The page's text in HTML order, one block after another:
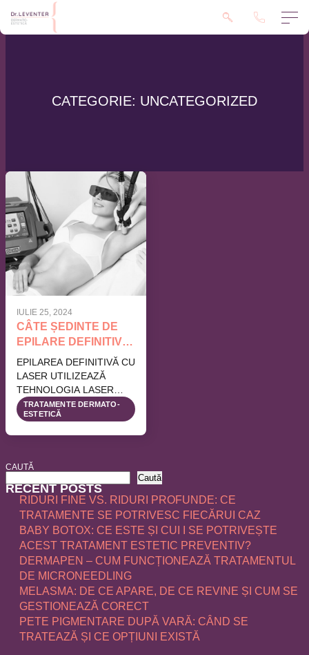
CATEGORIE: UNCATEGORIZED
IULIE 25, 2024
CÂTE ȘEDINTE DE
EPILARE DEFINITIVĂ
CU LASER SUNT
NECESARE
EPILAREA DEFINITIVĂ CU
LASER UTILIZEAZĂ
TEHNOLOGIA LASER
PENTRU A ÎNLĂTURA
FIRELE DE PĂR
TRATAMENTE DERMATO-
ESTETICĂ
CAUTĂ
Caută
RECENT POSTS
RIDURI FINE VS. RIDURI PROFUNDE: CE
TRATAMENTE SE POTRIVESC FIECĂRUI CAZ
BABY BOTOX: CE ESTE ȘI CUI I SE POTRIVEȘTE
ACEST TRATAMENT ESTETIC PREVENTIV?
DERMAPEN – CUM FUNCȚIONEAZĂ TRATAMENTUL
DE MICRONEEDLING
MELASMA: DE CE APARE, DE CE REVINE ȘI CUM SE
GESTIONEAZĂ CORECT
PETE PIGMENTARE DUPĂ VARĂ: CÂND SE
TRATEAZĂ ȘI CE OPȚIUNI EXISTĂ